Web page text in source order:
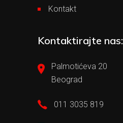
Kontakt
Kontaktirajte nas:
Palmotićeva 20
Beograd
011 3035 819